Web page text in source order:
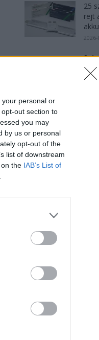
personal or
out section to
you may
by us or personal
opt-out of the
list of downstream
the IAB’s List of
25
rejt
2,4
Az
—
30